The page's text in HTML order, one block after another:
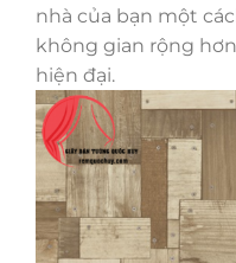
nhà của bạn một
không gian rộng
hiện đại.